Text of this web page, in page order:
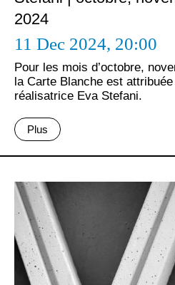
2024
11 Dec 2024, 20:00
Pour les mois d’octobre,
la Carte Blanche est
réalisatrice Eva Stefani.
Plus